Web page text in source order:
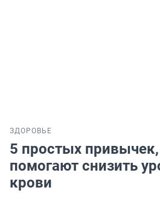
ЗДОРОВЬЕ
5 простых
помогают снизить
крови